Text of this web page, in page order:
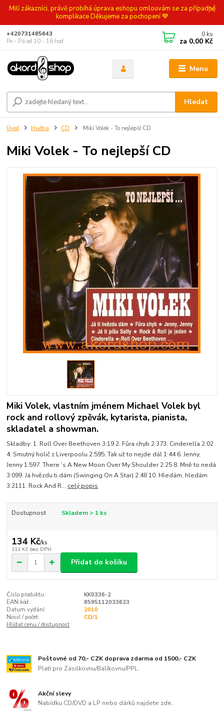
Milí zákazníci, právě probíhá úprava eshopu omlouvám se za případné
komplikace Děkujeme za pochopení 💙
Menu
Hledat
+420731485643
Po - Pá od 10 - 16 hod.
0 ks
za 0,00 Kč
Úvod Hudba CD Miki Volek - To nejlepší CD
Miki Volek - To nejlepší CD
Miki Volek, vlastním jménem Michael Volek byl
rock and rollový zpěvák, kytarista, pianista,
skladatel a showman.
Skladby: 1. Roll Over Beethoven 3:19 2. Fůra chyb 2:373. Cinderella 2:02
4. Smutný holič z Liverpoolu 2:595. Tak už to nejde dál 1:44 6. Jenny,
Jenny 1:597. There´s A New Moon Over My Shoulder 2:25 8. Mně to nedá
3:099. Já hvězdu ti dám (Swinging On A Star) 2:48 10. Hledám, hledám
3:2111. Rock And R... celý popis
Dostupnost Skladem > 1 ks
134 Kč/ks
111 Kč bez DPH
Přidat do košíku
Číslo produktu:
KK0336-2
EAN kód:
8595112033623
Datum vydání:
2010
Nosič / počet:
CD/1
Hlídat cenu / dostupnost
Poštovné od 70,- CZK doprava zdarma od 1500,- CZK
Platí pro Zásilkovnu/Balíkovnu/PPL.
Akční slevy
Nabídku CD/DVD a LP nebo dárků najdete zde..